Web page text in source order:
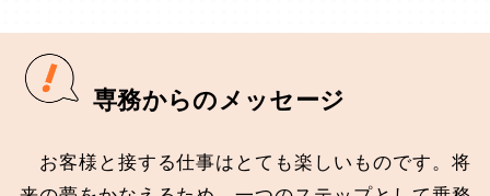
専務からのメッセージ
お客様と接する仕事はとても楽しいものです。将